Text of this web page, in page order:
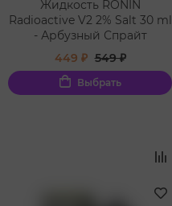
Жидкость RONIN
Radioactive V2 2% Salt 30 ml
- Арбузный Спрайт
449 ₽ 549 ₽
Выбрать